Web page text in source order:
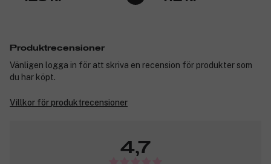
Produktrecensioner
Vänligen logga in för att skriva en recension för produkter som
du har köpt.
Villkor för produktrecensioner
4,7